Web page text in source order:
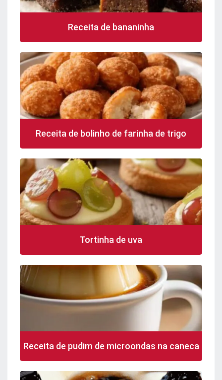
Receita de bananinha
Receita de bolinho de farinha de trigo
Tortinha de uva
Receita de pudim de microondas na caneca